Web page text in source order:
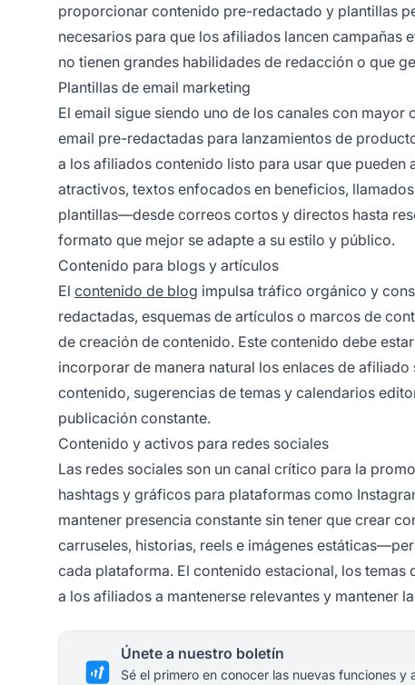
proporcionar contenido pre-redactado y plantillas
necesarios para que los afiliados lancen campañas
no tienen grandes habilidades de redacción o que
Plantillas de email marketing
El email sigue siendo uno de los canales con
email pre-redactadas para lanzamientos de
a los afiliados contenido listo para usar que pueden
atractivos, textos enfocados en beneficios,
plantillas—desde correos cortos y directos hasta
formato que mejor se adapte a su estilo y público.
Contenido para blogs y artículos
El contenido de blog impulsa tráfico orgánico y
redactadas, esquemas de artículos o marcos de
de creación de contenido. Este contenido debe
incorporar de manera natural los enlaces de
contenido, sugerencias de temas y calendarios
publicación constante.
Contenido y activos para redes sociales
Las redes sociales son un canal crítico para la
hashtags y gráficos para plataformas como
mantener presencia constante sin tener que crear
carruseles, historias, reels e imágenes
cada plataforma. El contenido estacional, los
a los afiliados a mantenerse relevantes y mantener
Únete a nuestro boletín
Sé el primero en conocer las nuevas funciones y